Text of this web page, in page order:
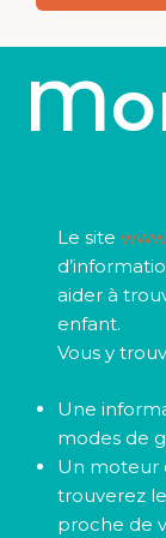
Le site
aider à
enfant.
Vous y
Une
modes de
Un moteur
trouverez
proche de